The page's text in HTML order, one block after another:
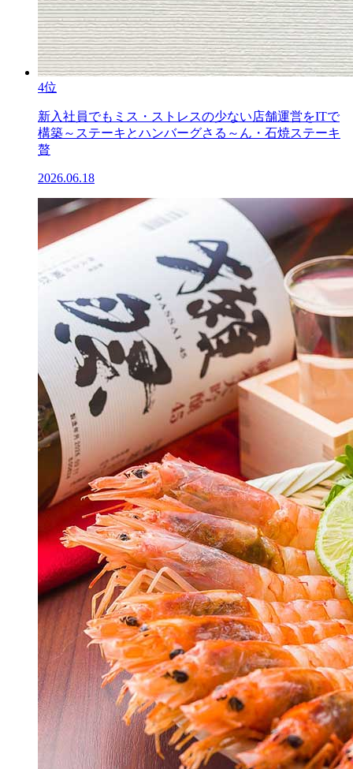
4位
新入社員でもミス・ストレスの少ない店舗運営をITで
構築～ステーキとハンバーグさる～ん・石焼ステーキ
贅
2026.06.18